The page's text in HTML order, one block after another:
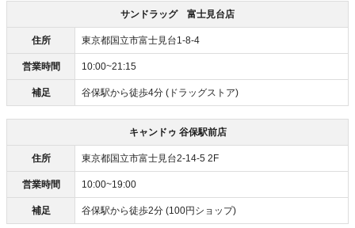
サンドラッグ 富士見台店
住所 東京都国立市富士見台1-8-4
営業時間 10:00~21:15
補足 谷保駅から徒歩4分 (ドラッグストア)
キャンドゥ 谷保駅前店
住所 東京都国立市富士見台2-14-5 2F
営業時間 10:00~19:00
補足 谷保駅から徒歩2分 (100円ショップ)